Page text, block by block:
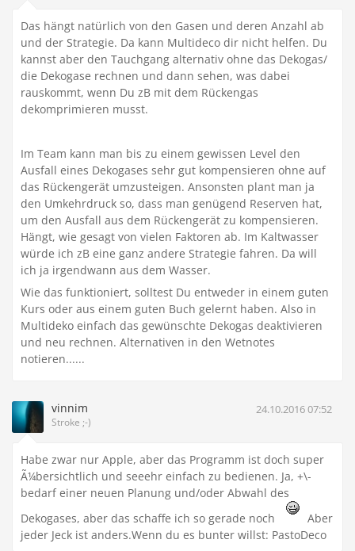
Das hängt natürlich von den Gasen und deren Anzahl ab
und der Strategie. Da kann Multideco dir nicht helfen. Du
kannst aber den Tauchgang alternativ ohne das Dekogas/
die Dekogase rechnen und dann sehen, was dabei
rauskommt, wenn Du zB mit dem Rückengas
dekomprimieren musst.
Im Team kann man bis zu einem gewissen Level den
Ausfall eines Dekogases sehr gut kompensieren ohne auf
das Rückengerät umzusteigen. Ansonsten plant man ja
den Umkehrdruck so, dass man genügend Reserven hat,
um den Ausfall aus dem Rückengerät zu kompensieren.
Hängt, wie gesagt von vielen Faktoren ab. Im Kaltwasser
würde ich zB eine ganz andere Strategie fahren. Da will
ich ja irgendwann aus dem Wasser.
Wie das funktioniert, solltest Du entweder in einem guten
Kurs oder aus einem guten Buch gelernt haben. Also in
Multideko einfach das gewünschte Dekogas deaktivieren
und neu rechnen. Alternativen in den Wetnotes
notieren......
vinnim
Stroke ;-)
24.10.2016 07:52
Habe zwar nur Apple, aber das Programm ist doch super
Ã¼bersichtlich und seeehr einfach zu bedienen. Ja, +\-
bedarf einer neuen Planung und/oder Abwahl des
Dekogases, aber das schaffe ich so gerade noch
Aber
jeder Jeck ist anders.Wenn du es bunter willst: PastoDeco